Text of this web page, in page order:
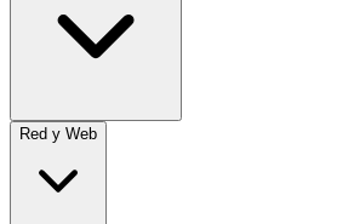
Red y Web